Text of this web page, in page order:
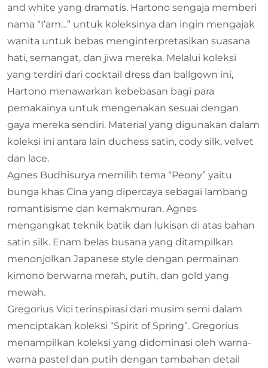
and white yang dramatis. Hartono sengaja memberi
nama “I’am…” untuk koleksinya dan ingin mengajak
wanita untuk bebas menginterpretasikan suasana
hati, semangat, dan jiwa mereka. Melalui koleksi
yang terdiri dari cocktail dress dan ballgown ini,
Hartono menawarkan kebebasan bagi para
pemakainya untuk mengenakan sesuai dengan
gaya mereka sendiri. Material yang digunakan dalam
koleksi ini antara lain duchess satin, cody silk, velvet
dan lace.
Agnes Budhisurya memilih tema “Peony” yaitu
bunga khas Cina yang dipercaya sebagai lambang
romantisisme dan kemakmuran. Agnes
mengangkat teknik batik dan lukisan di atas bahan
satin silk. Enam belas busana yang ditampilkan
menonjolkan Japanese style dengan permainan
kimono berwarna merah, putih, dan gold yang
mewah.
Gregorius Vici terinspirasi dari musim semi dalam
menciptakan koleksi “Spirit of Spring”. Gregorius
menampilkan koleksi yang didominasi oleh warna-
warna pastel dan putih dengan tambahan detail